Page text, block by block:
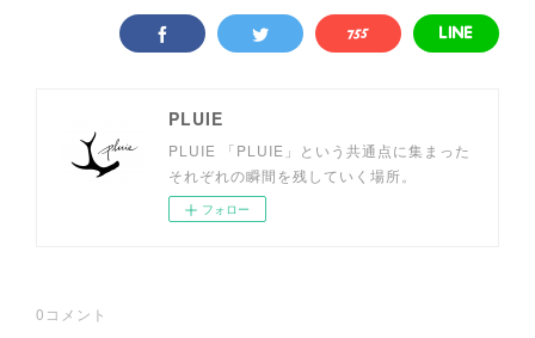
PLUIE
PLUIE 「PLUIE」という共通点に集まった
それぞれの瞬間を残していく場所。
フォロー
0 コメント